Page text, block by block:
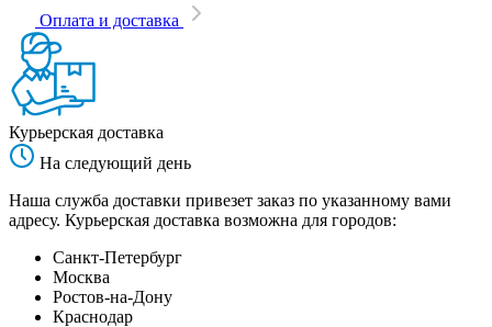
Оплата и доставка
Курьерская доставка
На следующий день
Наша служба доставки привезет заказ по указанному вами
адресу. Курьерская доставка возможна для городов:
Санкт-Петербург
Москва
Ростов-на-Дону
Краснодар